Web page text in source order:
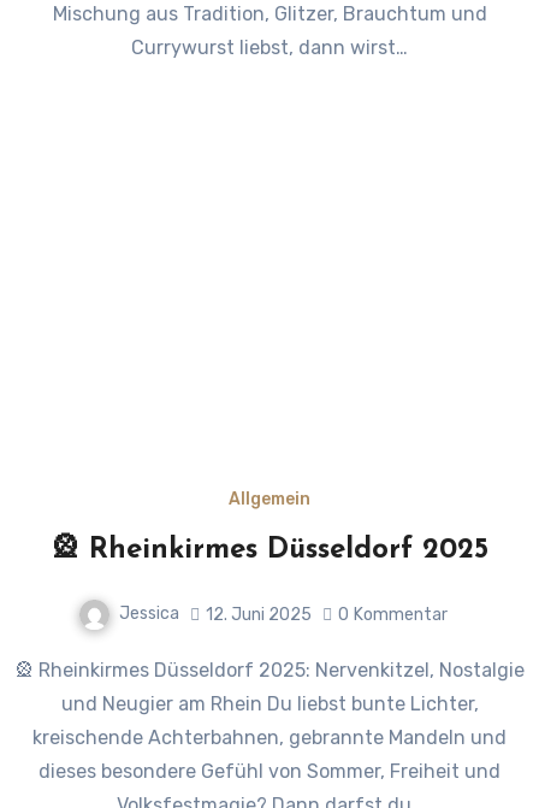
Mischung aus Tradition, Glitzer, Brauchtum und
Currywurst liebst, dann wirst…
Allgemein
🎡 Rheinkirmes Düsseldorf 2025
Jessica 12. Juni 2025 0 Kommentar
🎡 Rheinkirmes Düsseldorf 2025: Nervenkitzel, Nostalgie
und Neugier am Rhein Du liebst bunte Lichter,
kreischende Achterbahnen, gebrannte Mandeln und
dieses besondere Gefühl von Sommer, Freiheit und